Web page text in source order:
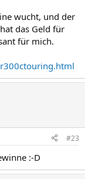
wucht, und der
das Geld für
für mich.
#23
:-D